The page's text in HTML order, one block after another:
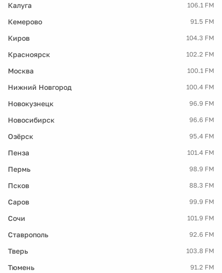
Калуга 106.1 FM
Кемерово 91.5 FM
Киров 104.3 FM
Красноярск 102.2 FM
Москва 100.1 FM
Нижний Новгород 100.4 FM
Новокузнецк 96.9 FM
Новосибирск 96.6 FM
Озёрск 95.4 FM
Пенза 101.4 FM
Пермь 98.9 FM
Псков 88.3 FM
Саров 99.9 FM
Сочи 101.9 FM
Ставрополь 92.6 FM
Тверь 103.8 FM
Тюмень 91.2 FM